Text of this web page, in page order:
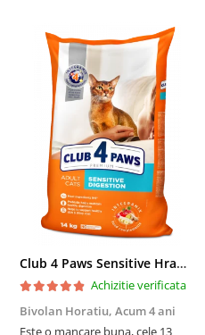
Club 4 Paws Sensitive Hrana uscata pisici adulte, 14kg
Achizitie verificata
Bivolan Horatiu, Acum 4 ani
Este o mancare buna, cele 13